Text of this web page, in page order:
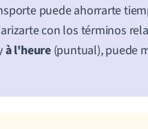
puede ahorrarte
con los términos
à l'heure(puntual), puede